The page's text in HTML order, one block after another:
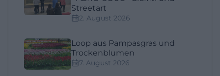
Streetart
2. August 2026
Loop aus Pampasgras und
Trockenblumen
7. August 2026